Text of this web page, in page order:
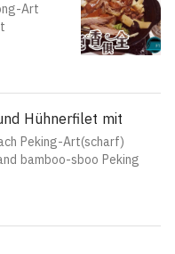
Art
Hühnerfilet mit
Peking-Art(scharf)
bamboo-sboo Peking